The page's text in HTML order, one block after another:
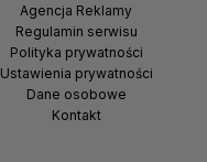
Agencja Reklamy
Regulamin serwisu
Polityka prywatności
Ustawienia prywatności
Dane osobowe
Kontakt